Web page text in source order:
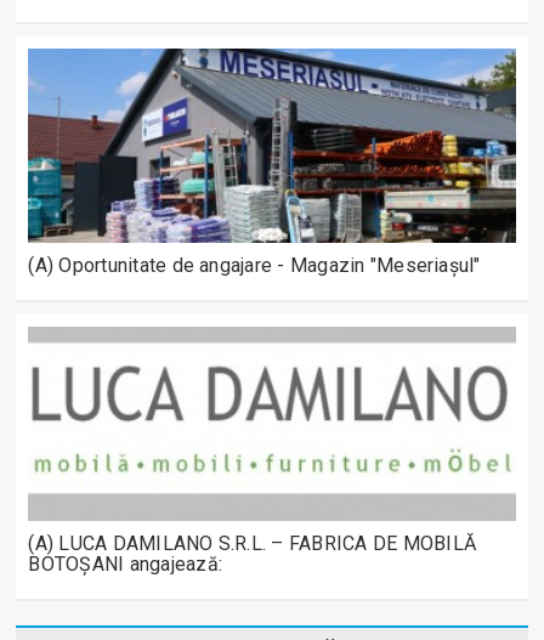
(A) Oportunitate de angajare - Magazin "Meseriașul"
(A) LUCA DAMILANO S.R.L. – FABRICA DE MOBILĂ
BOTOȘANI angajează: